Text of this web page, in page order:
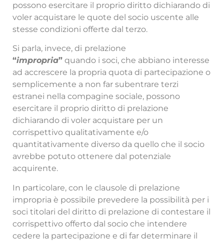
possono esercitare il proprio diritto dichiarando di
voler acquistare le quote del socio uscente alle
stesse condizioni offerte dal terzo.
Si parla, invece, di prelazione
“impropria” quando i soci, che abbiano interesse
ad accrescere la propria quota di partecipazione o
semplicemente a non far subentrare terzi
estranei nella compagine sociale, possono
esercitare il proprio diritto di prelazione
dichiarando di voler acquistare per un
corrispettivo qualitativamente e/o
quantitativamente diverso da quello che il socio
avrebbe potuto ottenere dal potenziale
acquirente.
In particolare, con le clausole di prelazione
impropria è possibile prevedere la possibilità per i
soci titolari del diritto di prelazione di contestare il
corrispettivo offerto dal socio che intendere
cedere la partecipazione e di far determinare il